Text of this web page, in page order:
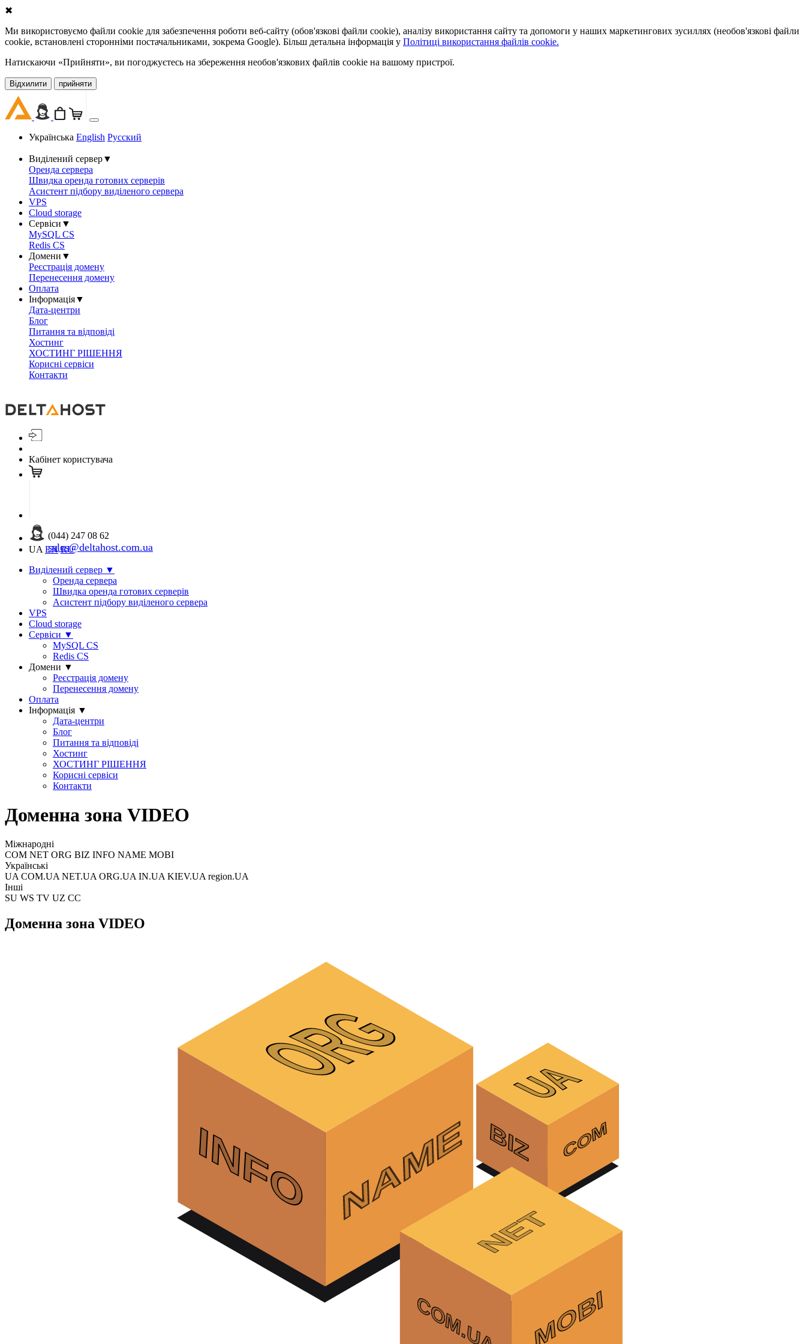
✖
Ми використовуємо файли cookie для забезпечення роботи веб-сайту (обов'язкові файли cookie), аналізу використання сайту та допомоги у наших маркетингових зусиллях (необов'язкові файли
cookie, встановлені сторонніми постачальниками, зокрема Google). Більш детальна інформація у Політиці використання файлів cookie.
Натискаючи «Прийняти», ви погоджуєтесь на збереження необов'язкових файлів cookie на вашому пристрої.
Відхилити прийняти
Українська English Русский
Виділений сервер▼
Оренда сервера
Швидка оренда готових серверів
Асистент підбору виділеного сервера
VPS
Cloud storage
Сервіси ▼
MySQL CS
Redis CS
Домени ▼
Реєстрація домену
Перенесення домену
Оплата
Інформація▼
Дата-центри
Блог
Питання та відповіді
Хостинг
ХОСТИНГ РІШЕННЯ
Корисні сервіси
Контакти
Кабінет користувача
(044) 247 08 62
sales@deltahost.com.ua
UA EN RU
Виділений сервер ▼
Оренда сервера
Швидка оренда готових серверів
Асистент підбору виділеного сервера
VPS
Cloud storage
Сервіси ▼
MySQL CS
Redis CS
Домени ▼
Реєстрація домену
Перенесення домену
Оплата
Інформація ▼
Дата-центри
Блог
Питання та відповіді
Хостинг
ХОСТИНГ РІШЕННЯ
Корисні сервіси
Контакти
Доменна зона VIDEO
Міжнародні
COM NET ORG BIZ INFO NAME MOBI
Українські
UA COM.UA NET.UA ORG.UA IN.UA KIEV.UA region.UA
Інші
SU WS TV UZ CC
Доменна зона VIDEO